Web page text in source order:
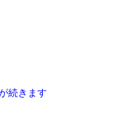
続きます